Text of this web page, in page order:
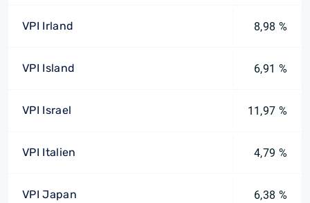
VPI Irland 8,98 %
VPI Island 6,91 %
VPI Israel 11,97 %
VPI Italien 4,79 %
VPI Japan 6,38 %